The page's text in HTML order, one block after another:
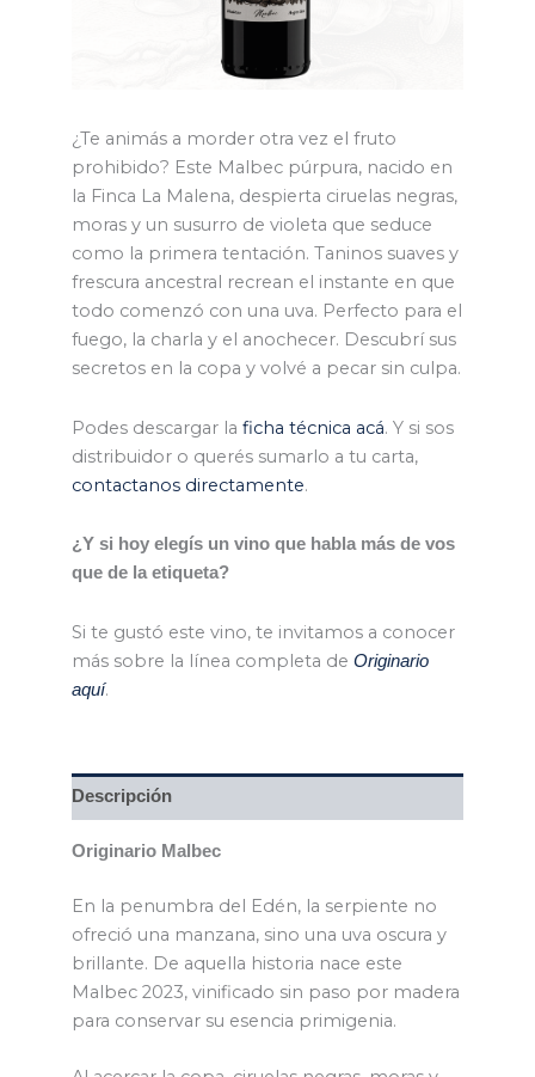
¿Te animás a morder otra vez el fruto
prohibido? Este Malbec púrpura, nacido en
la Finca La Malena, despierta ciruelas negras,
moras y un susurro de violeta que seduce
como la primera tentación. Taninos suaves y
frescura ancestral recrean el instante en que
todo comenzó con una uva. Perfecto para el
fuego, la charla y el anochecer. Descubrí sus
secretos en la copa y volvé a pecar sin culpa.
Podes descargar la ficha técnica acá. Y si sos
distribuidor o querés sumarlo a tu carta,
contactanos directamente.
¿Y si hoy elegís un vino que habla más de vos
que de la etiqueta?
Si te gustó este vino, te invitamos a conocer
más sobre la línea completa de Originario
aquí.
Descripción
Originario Malbec
En la penumbra del Edén, la serpiente no
ofreció una manzana, sino una uva oscura y
brillante. De aquella historia nace este
Malbec 2023, vinificado sin paso por madera
para conservar su esencia primigenia.